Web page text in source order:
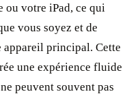
ou votre iPad, ce qui
vous soyez et de
principal. Cette
une expérience fluide
peuvent souvent pas